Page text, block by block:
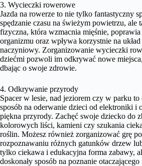
3. Wycieczki rowerowe
Jazda na rowerze to nie tylko fantastyczny
spędzanie czasu na świeżym powietrzu, ale
fizyczna, która wzmacnia mięśnie,
organizmu oraz wpływa korzystnie na
naczyniowy. Zorganizowanie wycieczki
dziećmi pozwoli im odkrywać nowe
dbając o swoje zdrowie.
4. Odkrywanie przyrody
Spacer w lesie, nad jeziorem czy w parku to
sposób na oderwanie dzieci od elektroniki i
piękna przyrody. Zachęć swoje dziecko do
kolorowych liści, kamieni czy szukania
roślin. Możesz również zorganizować grę
rozpoznawaniu różnych gatunków drzew
tylko ciekawa i edukacyjna forma zabawy,
doskonały sposób na poznanie otaczającego